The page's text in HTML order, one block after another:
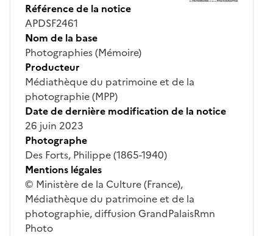
Référence de la notice
APDSF2461
Nom de la base
Photographies (Mémoire)
Producteur
Médiathèque du patrimoine et de la
photographie (MPP)
Date de dernière modification de la notice
26 juin 2023
Photographe
Des Forts, Philippe (1865-1940)
Mentions légales
© Ministère de la Culture (France),
Médiathèque du patrimoine et de la
photographie, diffusion GrandPalaisRmn
Photo